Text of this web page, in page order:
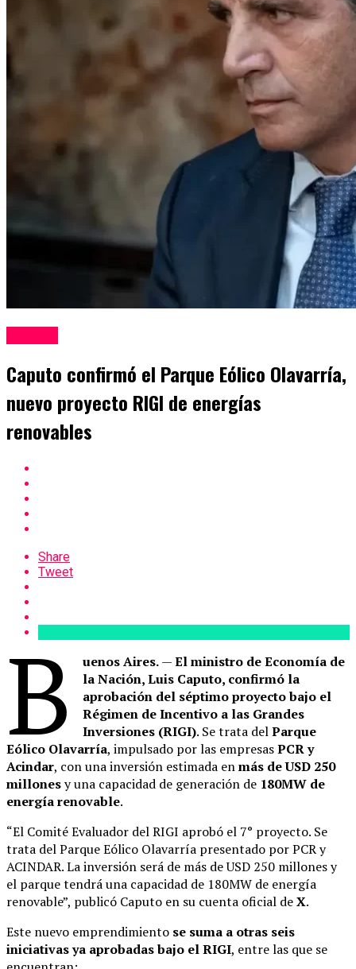
Caputo confirmó el Parque Eólico Olavarría,
nuevo proyecto RIGI de energías
renovables
Share
Tweet
B uenos Aires.—El ministro de Economía de
la Nación, Luis Caputo, confirmó la
aprobación del séptimo proyecto bajo el
Régimen de Incentivo a las Grandes
Inversiones (RIGI). Se trata delParque
Eólico Olavarría, impulsado por las empresasPCR y
Acindar, con una inversión estimada enmás de USD 250
millonesy una capacidad de generación de 180MW de
energía renovable.
“El Comité Evaluador del RIGI aprobó el 7° proyecto. Se
trata del Parque Eólico Olavarría presentado por PCR y
ACINDAR. La inversión será de más de USD 250 millones y
el parque tendrá una capacidad de 180MW de energía
renovable”, publicó Caputo en su cuenta oficial deX.
Este nuevo emprendimiento se suma a otras seis
iniciativas ya aprobadas bajo el RIGI, entre las que se